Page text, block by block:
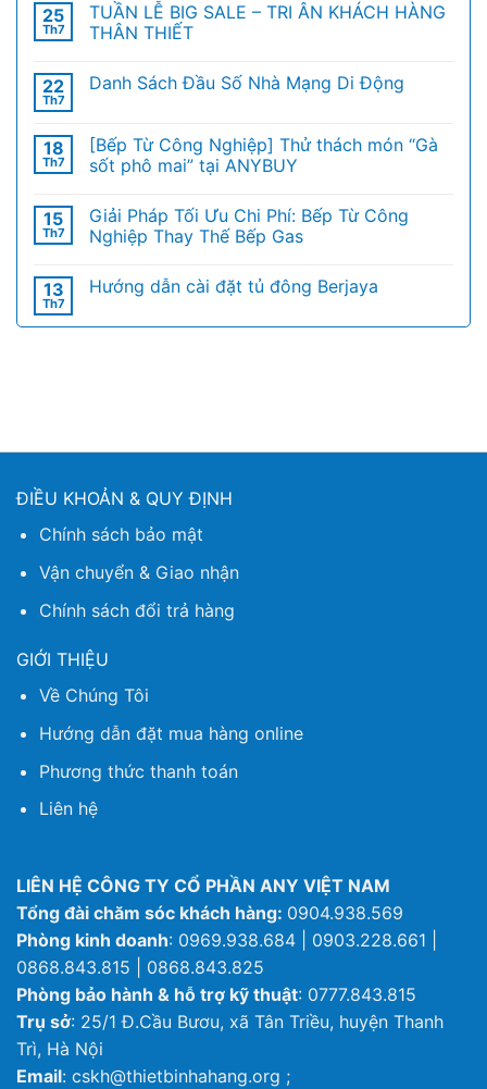
25
Th7
TUẦN LỄ BIG SALE – TRI ÂN KHÁCH HÀNG
THÂN THIẾT
22
Th7
Danh Sách Đầu Số Nhà Mạng Di Động
18
Th7
[Bếp Từ Công Nghiệp] Thử thách món “Gà
sốt phô mai” tại ANYBUY
15
Th7
Giải Pháp Tối Ưu Chi Phí: Bếp Từ Công
Nghiệp Thay Thế Bếp Gas
13
Th7
Hướng dẫn cài đặt tủ đông Berjaya
ĐIỀU KHOẢN & QUY ĐỊNH
Chính sách bảo mật
Vận chuyển & Giao nhận
Chính sách đổi trả hàng
GIỚI THIỆU
Về Chúng Tôi
Hướng dẫn đặt mua hàng online
Phương thức thanh toán
Liên hệ
LIÊN HỆ CÔNG TY CỔ PHẦN ANY VIỆT NAM
Tổng đài chăm sóc khách hàng: 0904.938.569
Phòng kinh doanh: 0969.938.684 | 0903.228.661 |
0868.843.815 | 0868.843.825
Phòng bảo hành & hỗ trợ kỹ thuật: 0777.843.815
Trụ sở: 25/1 Đ.Cầu Bươu, xã Tân Triều, huyện Thanh
Trì, Hà Nội
Email: cskh@thietbinhahang.org ;